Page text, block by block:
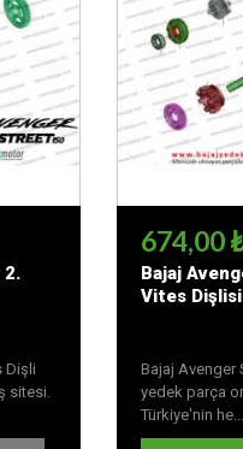
2.
Dişli
sitesi.
674,00
Bajaj
Vites Dişlisi
Bajaj Avenger
yedek parça
Türkiye'nin he...